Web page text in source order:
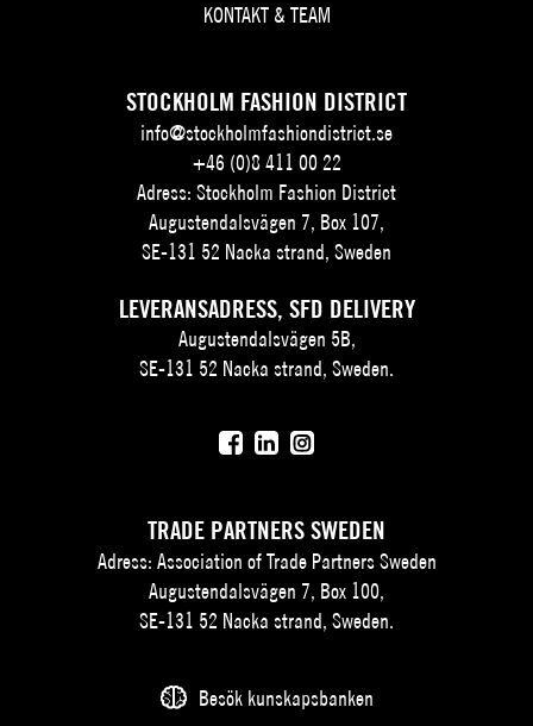
KONTAKT & TEAM
STOCKHOLM FASHION DISTRICT
info@stockholmfashiondistrict.se
+46 (0)8 411 00 22
Adress: Stockholm Fashion District
Augustendalsvägen 7, Box 107,
SE-131 52 Nacka strand, Sweden
LEVERANSADRESS, SFD DELIVERY
Augustendalsvägen 5B,
SE-131 52 Nacka strand, Sweden.
TRADE PARTNERS SWEDEN
Adress: Association of Trade Partners Sweden
Augustendalsvägen 7, Box 100,
SE-131 52 Nacka strand, Sweden.
Besök kunskapsbanken